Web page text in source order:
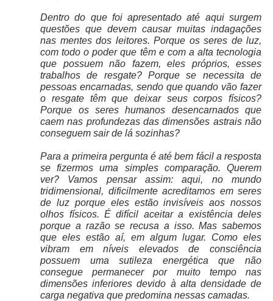
Dentro do que foi apresentado até aqui surgem
questões que devem causar muitas indagações
nas mentes dos leitores. Porque os seres de luz,
com todo o poder que têm e com a alta tecnologia
que possuem não fazem, eles próprios, esses
trabalhos de resgate? Porque se necessita de
pessoas encarnadas, sendo que quando vão fazer
o resgate têm que deixar seus corpos físicos?
Porque os seres humanos desencarnados que
caem nas profundezas das dimensões astrais não
conseguem sair de lá sozinhas?
Para a primeira pergunta é até bem fácil a resposta
se fizermos uma simples comparação. Querem
ver? Vamos pensar assim: aqui, no mundo
tridimensional, dificilmente acreditamos em seres
de luz porque eles estão invisíveis aos nossos
olhos físicos. É difícil aceitar a existência deles
porque a razão se recusa a isso. Mas sabemos
que eles estão aí, em algum lugar. Como eles
vibram em níveis elevados de consciência
possuem uma sutileza energética que não
consegue permanecer por muito tempo nas
dimensões inferiores devido à alta densidade de
carga negativa que predomina nessas camadas.